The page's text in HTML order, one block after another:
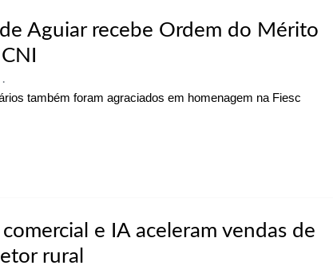
Aguiar recebe Ordem do Mérito
também foram agraciados em homenagem na Fiesc
e IA aceleram vendas de
rural